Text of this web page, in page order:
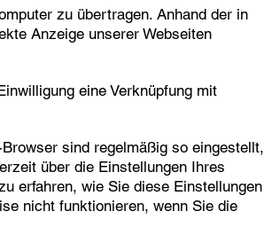
zu übertragen. Anhand der in
Anzeige unserer Webseiten
eine Verknüpfung mit
sind regelmäßig so eingestellt,
über die Einstellungen Ihres
erfahren, wie Sie diese Einstellungen
nicht funktionieren, wenn Sie die